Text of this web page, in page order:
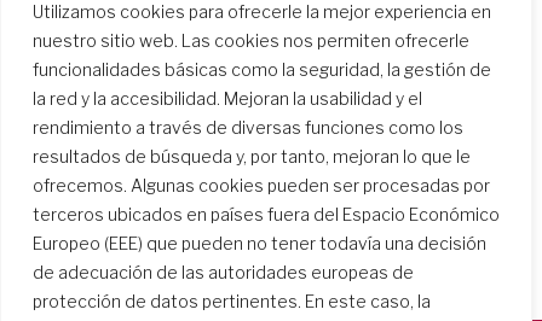
Utilizamos cookies para ofrecerle la mejor experiencia en
nuestro sitio web. Las cookies nos permiten ofrecerle
funcionalidades básicas como la seguridad, la gestión de
la red y la accesibilidad. Mejoran la usabilidad y el
rendimiento a través de diversas funciones como los
resultados de búsqueda y, por tanto, mejoran lo que le
ofrecemos. Algunas cookies pueden ser procesadas por
terceros ubicados en países fuera del Espacio Económico
Europeo (EEE) que pueden no tener todavía una decisión
de adecuación de las autoridades europeas de
protección de datos pertinentes. En este caso, la